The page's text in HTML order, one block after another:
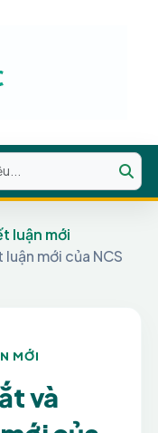
luận mới
mới của NCS
MỚI
và